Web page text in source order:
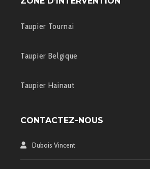
Taupier Tournai
Taupier Belgique
Taupier Hainaut
CONTACTEZ-NOUS
Dubois Vincent